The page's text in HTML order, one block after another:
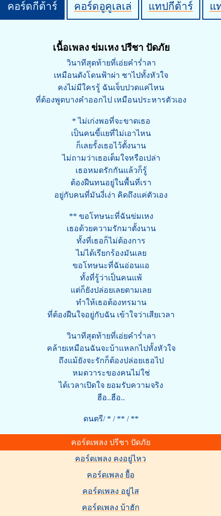
คอร์ดกีต้าร์ คอร์ดอูคูเลเล่ แทปกีต้าร์ แ
เนื้อเพลง ข่มเหง ปรีชา ปัดภัย
วินาทีสุดท้ายที่เอ่ยคำร่ำลา
เหมือนดังโดนฟ้าผ่า ชาไปทั้งหัวใจ
คงไม่มีใครรู้ ฉันเจ็บปวดแค่ไหน
ที่ต้องพูดบางคำออกไป เหมือนประหารตัวเอง
* ไม่เก่งพอที่จะขาดเธอ
เป็นคนขี้แยที่ไม่เอาไหน
ก็เลยรั้งเธอไว้ตั้งนาน
ไม่ถามว่าเธอเต็มใจหรือเปล่า
เธอหมดรักกันแล้วก็รู้
ต้องฝืนทนอยู่ในพื้นที่เรา
อยู่กับคนที่มันงี่เง่า คิดถึงแค่ตัวเอง
** ขอโทษนะที่ฉันข่มเหง
เธอด้วยความรักมาตั้งนาน
ทั้งที่เธอก็ไม่ต้องการ
ไม่ได้เรียกร้องมันเลย
ขอโทษนะที่ฉันอ่อนแอ
ทั้งที่รู้ว่าเป็นคนแพ้
แต่ก็ยังปล่อยเลยตามเลย
ทำให้เธอต้องทรมาน
ที่ต้องฝืนใจอยู่กับฉัน เข้าใจว่าเสียเวลา
วินาทีสุดท้ายที่เอ่ยคำร่ำลา
คล้ายเหมือนฉันจะบ้าแหลกไปทั้งหัวใจ
ถึงแม้ยังจะรักก็ต้องปล่อยเธอไป
หมดวาระของคนไม่ใช่
ได้เวลาเปิดใจ ยอมรับความจริง
ฮือ..ฮือ..
ดนตรี/ * / ** / **
คอร์ดเพลง ปรีชา ปัดภัย
คอร์ดเพลง คงอยู่ไหว
คอร์ดเพลง ยื้อ
คอร์ดเพลง อยู่ไส
คอร์ดเพลง บ้าฮัก